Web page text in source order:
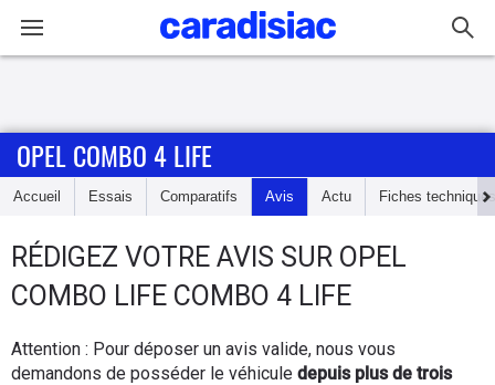
Accueil
Essais
d'achat
OPEL COMBO 4 LIFE
Accueil Essais Comparatifs Avis Actu Fiches techniques
RÉDIGEZ VOTRE AVIS SUR OPEL
COMBO LIFE COMBO 4 LIFE
Attention : Pour déposer un avis valide, nous vous
demandons de posséder le véhicule depuis plus de trois